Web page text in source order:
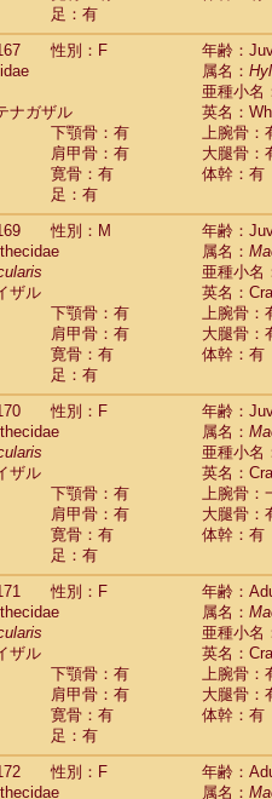
足：有
性別：F
年齢：
属名：
亜種小名
ナガザル
英名：
下顎骨：有
上腕骨：
肩甲骨：有
大腿骨：
寛骨：有
体幹：有
足：有
性別：M
年齢：
属名：
亜種小名
ザル
英名：
下顎骨：有
上腕骨：
肩甲骨：有
大腿骨：
寛骨：有
体幹：有
足：有
性別：F
年齢：
属名：
亜種小名
ザル
英名：
下顎骨：有
上腕骨：
肩甲骨：有
大腿骨：
寛骨：有
体幹：有
足：有
性別：F
年齢：
属名：
亜種小名
ザル
英名：
下顎骨：有
上腕骨：
肩甲骨：有
大腿骨：
寛骨：有
体幹：有
足：有
性別：F
年齢：
属名：